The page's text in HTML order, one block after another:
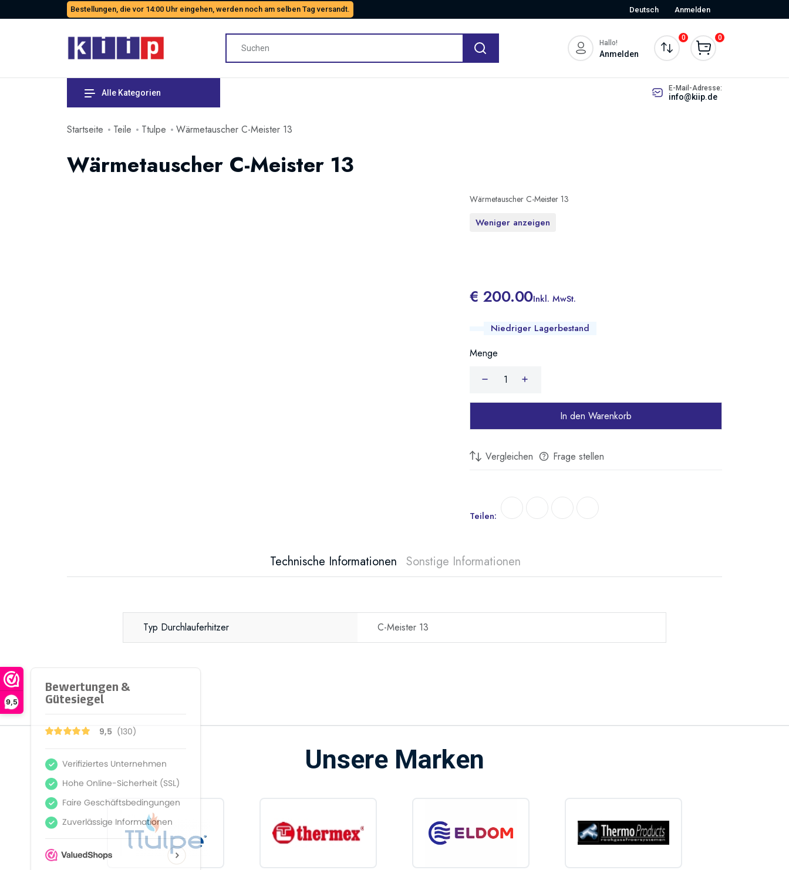
9,5
Bestellungen, die vor 14:00 Uhr eingehen, werden noch am selben Tag versandt. Deutsch Anmelden
Hallo!
Anmelden
0 0
Alle Kategorien E-Mail-Adresse:
info@kiip.de
Startseite Teile Ttulpe Wärmetauscher C-Meister 13
Wärmetauscher C-Meister 13
Wärmetauscher C-Meister 13
Weniger anzeigen
€ 200.00Inkl. MwSt.
Niedriger Lagerbestand
Menge
In den Warenkorb
Vergleichen Frage stellen
Teilen:
Technische Informationen Sonstige Informationen
Typ Durchlauferhitzer C-Meister 13
Unsere Marken